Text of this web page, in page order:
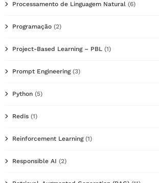
Processamento de Linguagem Natural (6)
Programação (2)
Project-Based Learning – PBL (1)
Prompt Engineering(3)
Python (5)
Redis (1)
Reinforcement Learning(1)
Responsible AI (2)